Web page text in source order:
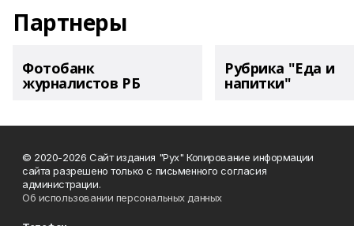
Партнеры
Фотобанк
журналистов РБ
Рубрика "Еда и
напитки"
© 2020-2026 Сайт издания "Рух" Копирование информации
сайта разрешено только с письменного согласия
администрации.
Об использовании персональных данных